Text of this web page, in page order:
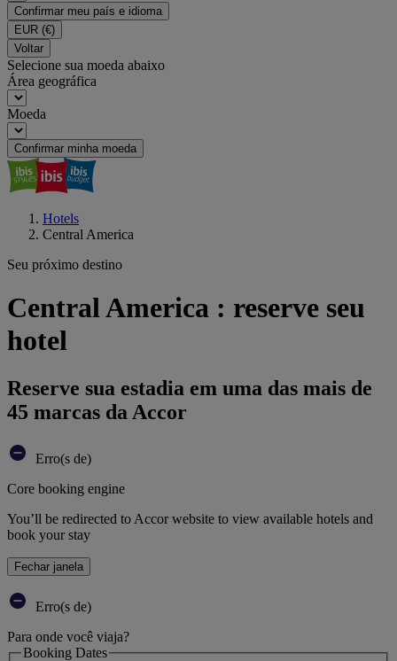
Confirmar meu país e idioma
EUR (€)
Voltar
Selecione sua moeda abaixo
Área geográfica
Moeda
Confirmar minha moeda
Hotels
Central America
Seu próximo destino
Central America : reserve seu
hotel
Reserve sua estadia em uma das mais de
45 marcas da Accor
Erro(s de)
Core booking engine
You’ll be redirected to Accor website to view available hotels and
book your stay
Fechar janela
Erro(s de)
Para onde você viaja?
Booking Dates